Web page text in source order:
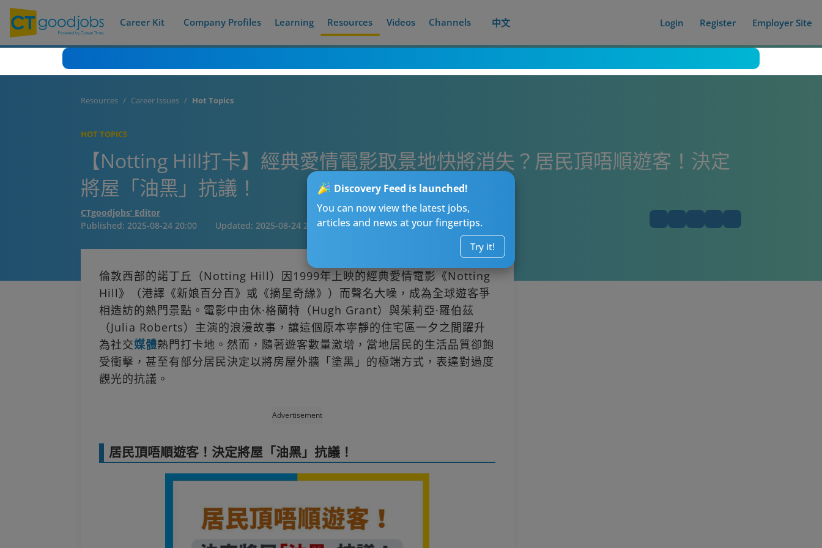
Career Kit Company Profiles Learning Resources Videos Channels 中文 Login Register Employer Site
Discovery Feed is launched!
You can now view the latest jobs,
articles and news at your fingertips.
Try it!
Resources Career Issues Hot Topics
HOT TOPICS
【Notting Hill打卡】經典愛情電影取景地快將消失？居民頂唔順遊客！決定
將屋「油黑」抗議！
CTgoodjobs’ Editor
Published: 2025-08-24 20:00 Updated: 2025-08-24 20:00
倫敦西部的諾丁丘（Notting Hill）因1999年上映的經典愛情電影《Notting
Hill》（港譯《新娘百分百》或《摘星奇緣》）而聲名大噪，成為全球遊客爭
相造訪的熱門景點。電影中由休·格蘭特（Hugh Grant）與茱莉亞·羅伯茲
（Julia Roberts）主演的浪漫故事，讓這個原本寧靜的住宅區一夕之間躍升
為社交媒體熱門打卡地。然而，隨著遊客數量激增，當地居民的生活品質卻飽
受衝擊，甚至有部分居民決定以將房屋外牆「塗黑」的極端方式，表達對過度
觀光的抗議。
Advertisement
居民頂唔順遊客！決定將屋「油黑」抗議！